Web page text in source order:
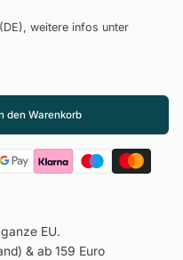
weitere infos unter
den Warenkorb
EU.
& ab 159 Euro